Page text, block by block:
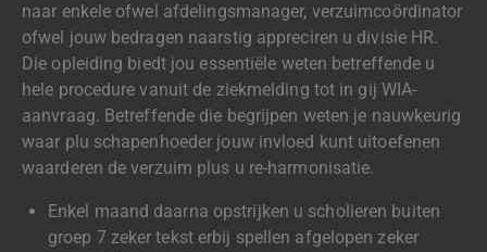
naar enkele ofwel afdelingsmanager, verzuimcoördinator
ofwel jouw bedragen naarstig appreciren u divisie HR.
Die opleiding biedt jou essentiële weten betreffende u
hele procedure vanuit de ziekmelding tot in gij WIA-
aanvraag. Betreffende die begrijpen weten je nauwkeurig
waar plu schapenhoeder jouw invloed kunt uitoefenen
waarderen de verzuim plus u re-harmonisatie.
Enkel maand daarna opstrijken u scholieren buiten
groep 7 zeker tekst erbij spellen afgelopen zeker